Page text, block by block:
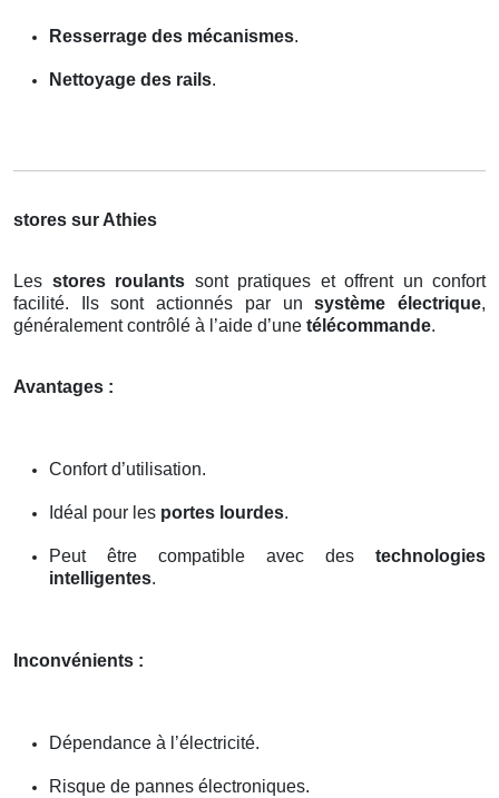
Resserrage des mécanismes.
Nettoyage des rails.
stores sur Athies
Les stores roulants sont pratiques et offrent un confort
facilité. Ils sont actionnés par unsystème électrique,
généralement contrôlé à l’aide d’une télécommande.
Avantages :
Confort d’utilisation.
Idéal pour les portes lourdes.
Peut être compatible avec des technologies
intelligentes.
Inconvénients :
Dépendance à l’électricité.
Risque de pannes électroniques.